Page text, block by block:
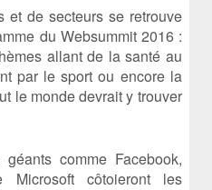
et de secteurs se retrouve
du Websummit 2016 :
allant de la santé au
par le sport ou encore la
le monde devrait y trouver
comme Facebook,
Microsoft côtoieront les